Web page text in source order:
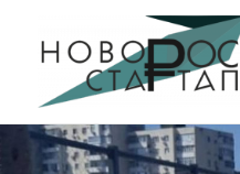
Новорос Стартап